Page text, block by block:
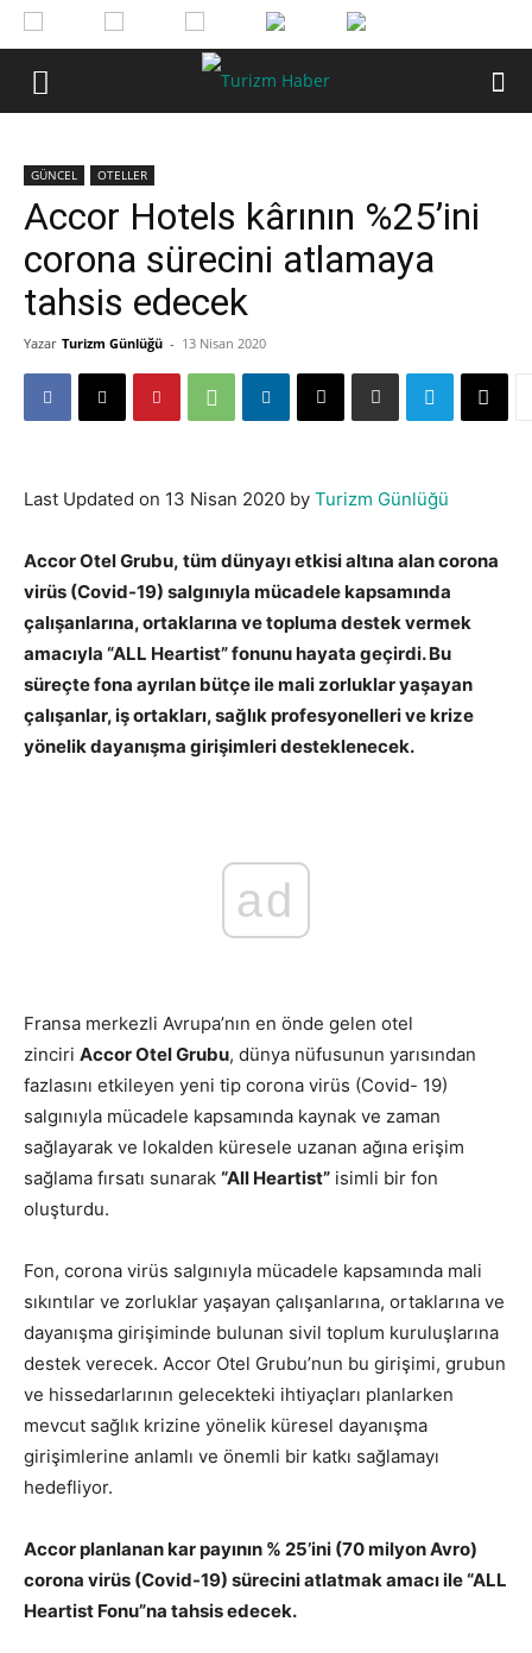
GÜNCEL OTELLER
Accor Hotels kârının %25’ini
corona sürecini atlamaya
tahsis edecek
Yazar Turizm Günlüğü - 13 Nisan 2020
Last Updated on 13 Nisan 2020 by Turizm Günlüğü
Accor Otel Grubu, tüm dünyayı etkisi altına alan corona
virüs (Covid-19) salgınıyla mücadele kapsamında
çalışanlarına, ortaklarına ve topluma destek vermek
amacıyla “ALL Heartist” fonunu hayata geçirdi. Bu
süreçte fona ayrılan bütçe ile mali zorluklar yaşayan
çalışanlar, iş ortakları, sağlık profesyonelleri ve krize
yönelik dayanışma girişimleri desteklenecek.
ad
Fransa merkezli Avrupa’nın en önde gelen otel
zinciri Accor Otel Grubu, dünya nüfusunun yarısından
fazlasını etkileyen yeni tip corona virüs (Covid- 19)
salgınıyla mücadele kapsamında kaynak ve zaman
sağlayarak ve lokalden küresele uzanan ağına erişim
sağlama fırsatı sunarak “All Heartist” isimli bir fon
oluşturdu.
Fon, corona virüs salgınıyla mücadele kapsamında mali
sıkıntılar ve zorluklar yaşayan çalışanlarına, ortaklarına ve
dayanışma girişiminde bulunan sivil toplum kuruluşlarına
destek verecek. Accor Otel Grubu’nun bu girişimi, grubun
ve hissedarlarının gelecekteki ihtiyaçları planlarken
mevcut sağlık krizine yönelik küresel dayanışma
girişimlerine anlamlı ve önemli bir katkı sağlamayı
hedefliyor.
Accor planlanan kar payının % 25’ini (70 milyon Avro)
corona virüs (Covid-19) sürecini atlatmak amacı ile “ALL
Heartist Fonu”na tahsis edecek.